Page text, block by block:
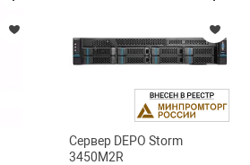
Сервер DEPO Storm
3450M2R